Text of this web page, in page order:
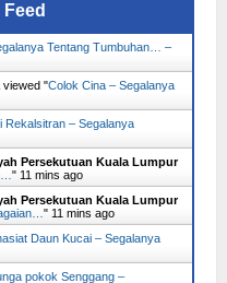
Tentang Tumbuhan… –
viewed "Colok Cina – Segalanya
Rekalsitran – Segalanya
Persekutuan Kuala Lumpur
" 11 mins ago
Persekutuan Kuala Lumpur
" 11 mins ago
Daun Kucai – Segalanya
pokok Senggang –